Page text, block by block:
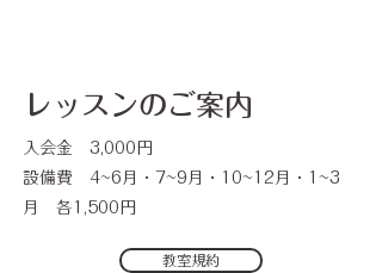
​レッスンのご案内
入会金 3,000円
設備費 4~6月・7~9月・10~12月・1~3
月 各1,500円
教室規約